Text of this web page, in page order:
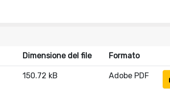
Dimensione del file Formato
150.72 kB Adobe PDF